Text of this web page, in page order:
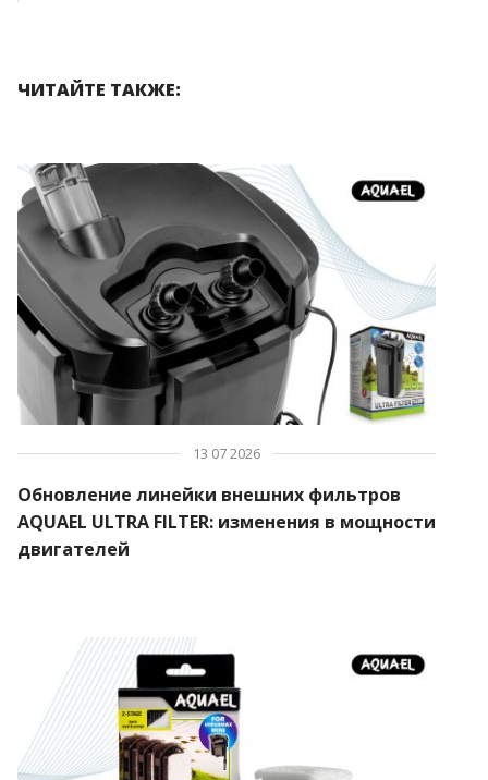
ЧИТАЙТЕ ТАКЖЕ:
13 07 2026
Обновление линейки внешних фильтров
AQUAEL ULTRA FILTER: изменения в мощности
двигателей